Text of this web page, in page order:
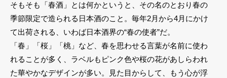
そもそも「春酒」とは何かというと、その名のとおり春の
季節限定で造られる日本酒のこと。毎年2月から4月にかけ
て出荷される、いわば日本酒界の“春の使者”だ。
「春」「桜」「桃」など、春を思わせる言葉が名前に使わ
れることが多く、ラベルもピンク色や桜の花があしらわれ
た華やかなデザインが多い。見た目からして、もう心が浮